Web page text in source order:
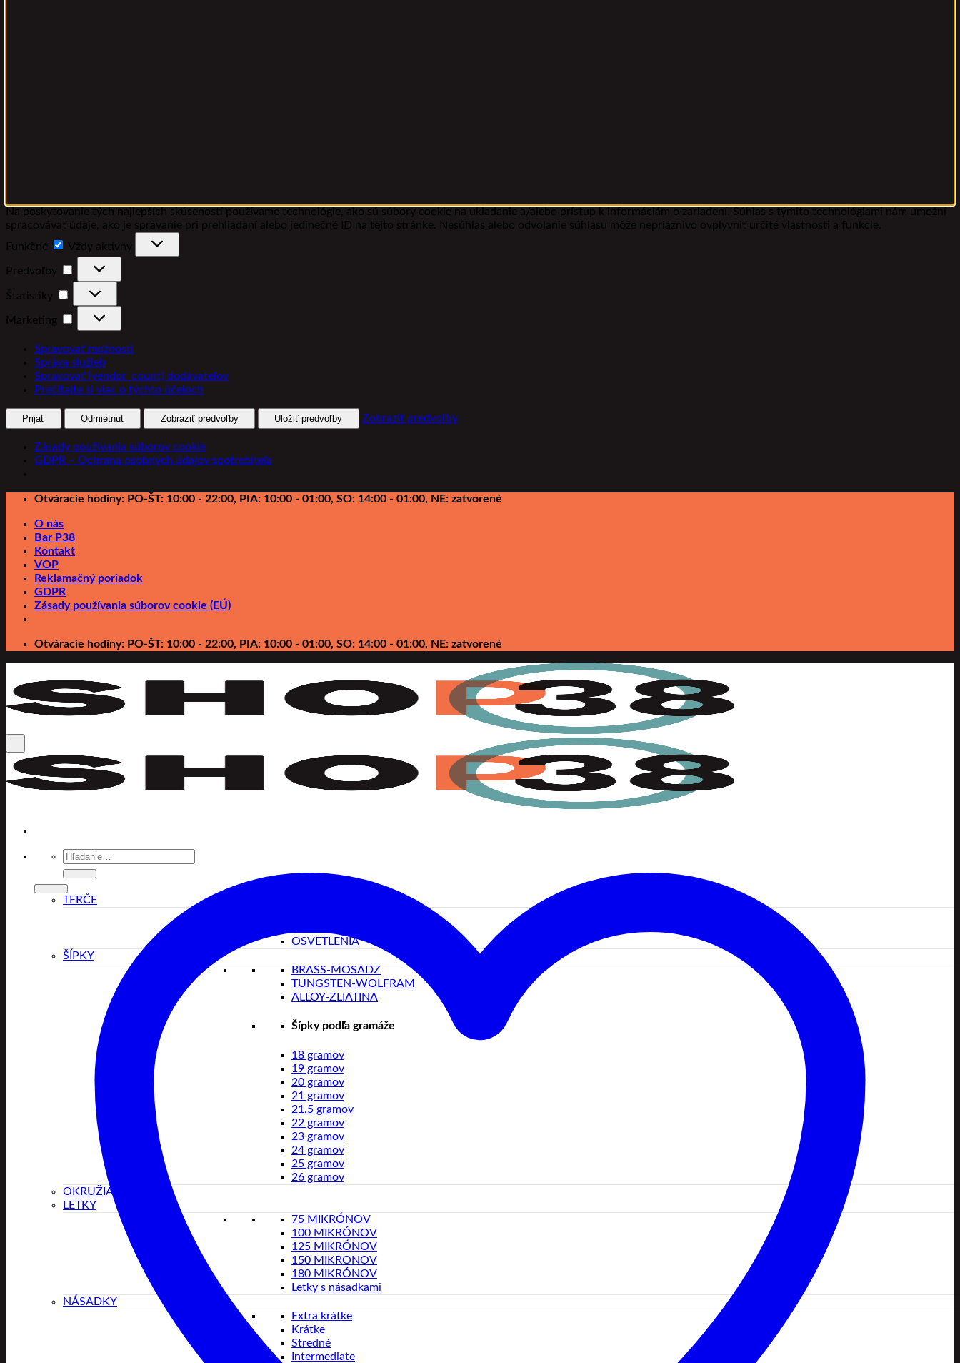
Na poskytovanie tých najlepších skúseností používame technológie, ako sú súbory cookie na ukladanie a/alebo prístup k informáciám o zariadení. Súhlas s týmito technológiami nám umožní
spracovávať údaje, ako je správanie pri prehliadaní alebo jedinečné ID na tejto stránke. Nesúhlas alebo odvolanie súhlasu môže nepriaznivo ovplyvniť určité vlastnosti a funkcie.
Funkčné
Vždy aktívny
Predvoľby
Predvoľby
Štatistiky
Marketing
Marketing
Spravovať možnosti
Správa služieb
Spravovať {vendor_count} dodávateľov
Prečítajte si viac o týchto účeloch
Prijať Odmietnuť Zobraziť predvoľby Uložiť predvoľby Zobraziť predvoľby
Zásady používania súborov cookie
GDPR – Ochrana osobných údajov spotrebiteľa
Preskočiť
obsah
Otváracie hodiny: PO-ŠT: 10:00 - 22:00, PIA: 10:00 - 01:00, SO: 14:00 - 01:00, NE: zatvorené
O nás
Bar P38
Kontakt
VOP
Reklamačný poriadok
GDPR
Zásady používania súborov cookie (EÚ)
Otváracie hodiny: PO-ŠT: 10:00 - 22:00, PIA: 10:00 - 01:00, SO: 14:00 - 01:00, NE: zatvorené
Hľadať:
TERČE
OSVETLENIA
ŠÍPKY
BRASS-MOSADZ
TUNGSTEN-WOLFRAM
ALLOY-ZLIATINA
Šípky podľa gramáže
18 gramov
19 gramov
20 gramov
21 gramov
21.5 gramov
22 gramov
23 gramov
24 gramov
25 gramov
26 gramov
OKRUŽIA
LETKY
75 MIKRÓNOV
100 MIKRÓNOV
125 MIKRÓNOV
150 MIKRONOV
180 MIKRÓNOV
Letky s násadkami
NÁSADKY
Extra krátke
Krátke
Stredné
Intermediate